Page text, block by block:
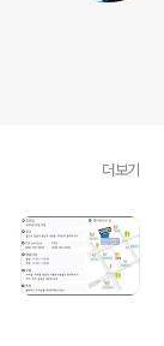
더보기